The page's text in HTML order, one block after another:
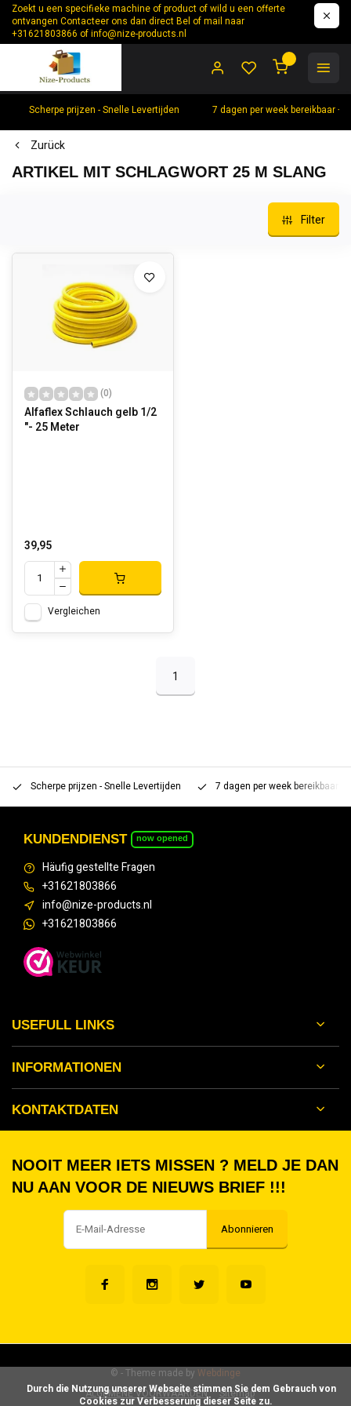
Zoekt u een specifieke machine of product of wild u een offerte
ontvangen Contacteer ons dan direct Bel of mail naar
+31621803866 ofinfo@nize-products.nl
Scherpe prijzen - Snelle Levertijden 7 dagen per week bereikbaar
Zurück
ARTIKEL MIT SCHLAGWORT 25 M SLANG
Filter
(0)
Alfaflex Schlauch gelb 1/2
"- 25 Meter
39,95
Vergleichen
1
Scherpe prijzen - Snelle Levertijden 7 dagen per week bereikbaar
KUNDENDIENST now opened
Häufig gestellte Fragen
+31621803866
info@nize-products.nl
+31621803866
USEFULL LINKS
INFORMATIONEN
KONTAKTDATEN
NOOIT MEER IETS MISSEN ? MELD JE DAN
NU AAN VOOR DE NIEUWS BRIEF !!!
Abonnieren
ALGEMENE VOORWAARDEN Sitemap
© - Theme made by Webdinge
Cookies zur Verbesserung dieser Seite zu.